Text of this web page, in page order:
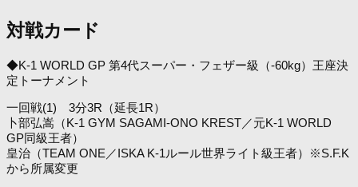
対戦カード
◆K-1 WORLD GP 第4代スーパー・フェザー級（-60kg）王座決
定トーナメント
一回戦(1) 3分3R（延長1R）
卜部弘嵩（K-1 GYM SAGAMI-ONO KREST／元K-1 WORLD
GP同級王者）
皇治（TEAM ONE／ISKA K-1ルール世界ライト級王者）※S.F.K
から所属変更